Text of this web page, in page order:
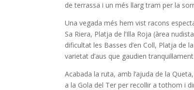
de terrassa i un més llarg tram per la
Una vegada més hem vist racons
Sa Riera, Platja de l’Illa Roja (àrea
dificultat les Basses d’en Coll, Platja de
varietat d’aus que gaudien
Acabada la ruta, amb l’ajuda de la
a la Gola del Ter per recollir a tothom i